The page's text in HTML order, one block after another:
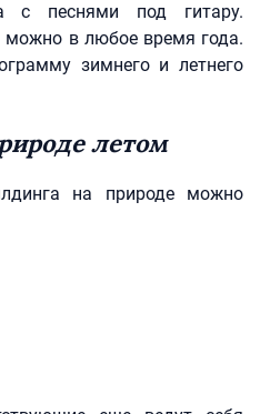
с песнями под гитару.
можно в любое время года.
зимнего и летнего
летом
на природе можно